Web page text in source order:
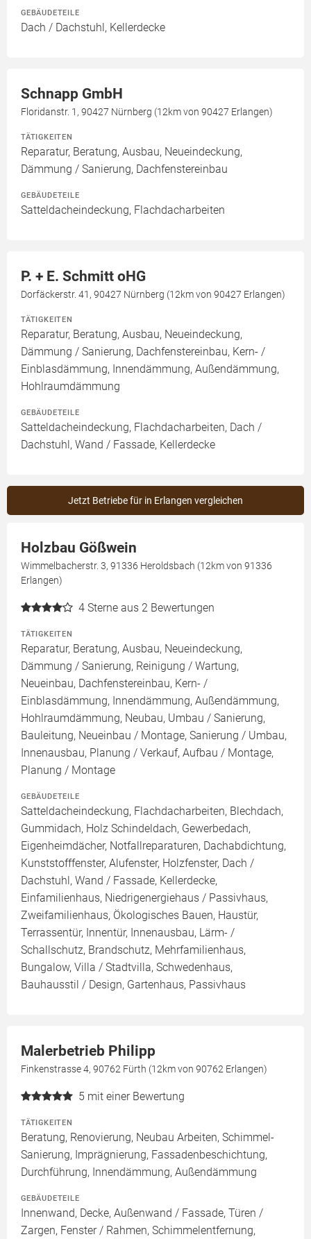
GEBÄUDETEILE
Dach / Dachstuhl, Kellerdecke
Schnapp GmbH
Floridanstr. 1, 90427 Nürnberg (12km von 90427 Erlangen)
TÄTIGKEITEN
Reparatur, Beratung, Ausbau, Neueindeckung,
Dämmung / Sanierung, Dachfenstereinbau
GEBÄUDETEILE
Satteldacheindeckung, Flachdacharbeiten
P. + E. Schmitt oHG
Dorfäckerstr. 41, 90427 Nürnberg (12km von 90427 Erlangen)
TÄTIGKEITEN
Reparatur, Beratung, Ausbau, Neueindeckung,
Dämmung / Sanierung, Dachfenstereinbau, Kern- /
Einblasdämmung, Innendämmung, Außendämmung,
Hohlraumdämmung
GEBÄUDETEILE
Satteldacheindeckung, Flachdacharbeiten, Dach /
Dachstuhl, Wand / Fassade, Kellerdecke
Jetzt Betriebe für in Erlangen vergleichen
Holzbau Gößwein
Wimmelbacherstr. 3, 91336 Heroldsbach (12km von 91336
Erlangen)
4 Sterne aus 2 Bewertungen
TÄTIGKEITEN
Reparatur, Beratung, Ausbau, Neueindeckung,
Dämmung / Sanierung, Reinigung / Wartung,
Neueinbau, Dachfenstereinbau, Kern- /
Einblasdämmung, Innendämmung, Außendämmung,
Hohlraumdämmung, Neubau, Umbau / Sanierung,
Bauleitung, Neueinbau / Montage, Sanierung / Umbau,
Innenausbau, Planung / Verkauf, Aufbau / Montage,
Planung / Montage
GEBÄUDETEILE
Satteldacheindeckung, Flachdacharbeiten, Blechdach,
Gummidach, Holz Schindeldach, Gewerbedach,
Eigenheimdächer, Notfallreparaturen, Dachabdichtung,
Kunststofffenster, Alufenster, Holzfenster, Dach /
Dachstuhl, Wand / Fassade, Kellerdecke,
Einfamilienhaus, Niedrigenergiehaus / Passivhaus,
Zweifamilienhaus, Ökologisches Bauen, Haustür,
Terrassentür, Innentür, Innenausbau, Lärm- /
Schallschutz, Brandschutz, Mehrfamilienhaus,
Bungalow, Villa / Stadtvilla, Schwedenhaus,
Bauhausstil / Design, Gartenhaus, Passivhaus
Malerbetrieb Philipp
Finkenstrasse 4, 90762 Fürth (12km von 90762 Erlangen)
5 mit einer Bewertung
TÄTIGKEITEN
Beratung, Renovierung, Neubau Arbeiten, Schimmel-
Sanierung, Imprägnierung, Fassadenbeschichtung,
Durchführung, Innendämmung, Außendämmung
GEBÄUDETEILE
Innenwand, Decke, Außenwand / Fassade, Türen /
Zargen, Fenster / Rahmen, Schimmelentfernung,